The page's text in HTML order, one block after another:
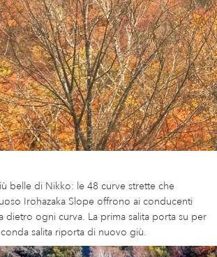
belle di Nikko: le 48 curve strette che
Irohazaka Slope offrono ai conducenti
dietro ogni curva. La prima salita porta su per
salita riporta di nuovo giù.